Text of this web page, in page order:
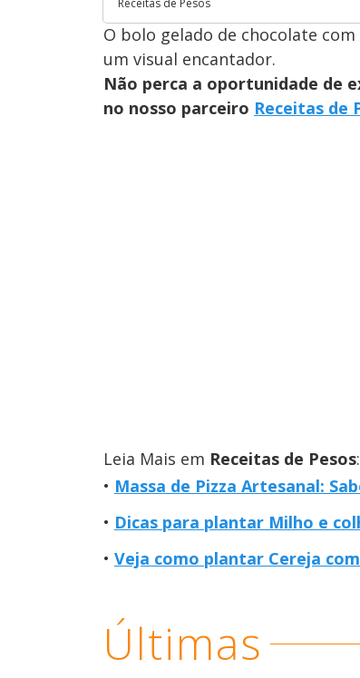
Receitas de Pesos
O bolo gelado de chocolate
um visual encantador.
Não perca a oportunidade de
no nosso parceiro Receitas de
Leia Mais em Receitas de Pesos:
Massa de Pizza Artesanal:
Dicas para plantar Milho e
Veja como plantar Cereja
Últimas